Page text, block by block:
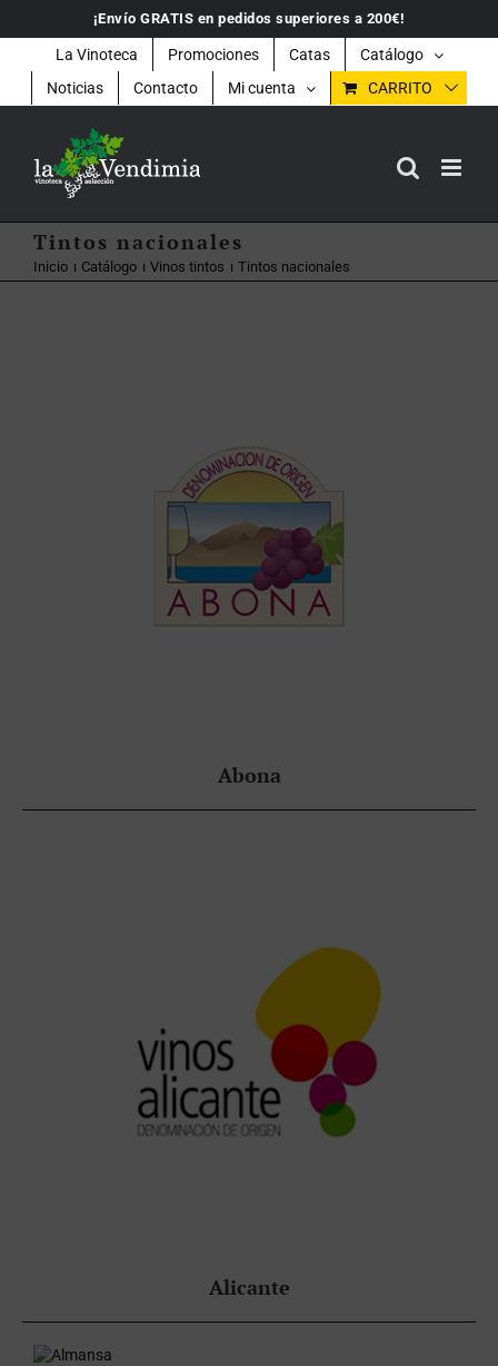
contenido
¡Envío GRATIS en pedidos superiores a 200€!
La Vinoteca Promociones Catas
Catálogo
Noticias
Contacto Mi cuenta CARRITO
Tintos nacionales
Inicio Catálogo Vinos tintos Tintos nacionales
Abona
Alicante